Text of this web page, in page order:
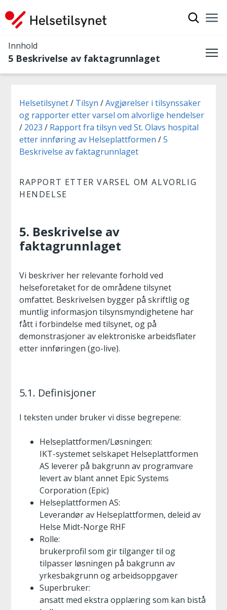
Innhold
5 Beskrivelse av faktagrunnlaget
Du er her:
Helsetilsynet Tilsyn
Avgjørelser i tilsynssaker
og rapporter etter varsel om alvorlige hendelser
2023
Rapport fra tilsyn ved St. Olavs hospital
etter innføring av Helseplattformen
5
Beskrivelse av faktagrunnlaget
RAPPORT ETTER VARSEL OM ALVORLIG
HENDELSE
5. Beskrivelse av
faktagrunnlaget
Vi beskriver her relevante forhold ved
helseforetaket for de områdene tilsynet
omfattet. Beskrivelsen bygger på skriftlig og
muntlig informasjon tilsynsmyndighetene har
fått i forbindelse med tilsynet, og på
demonstrasjoner av elektroniske arbeidsflater
etter innføringen (go-live).
5.1. Definisjoner
I teksten under bruker vi disse begrepene:
Helseplattformen/Løsningen:
IKT-systemet selskapet Helseplattformen
AS leverer på bakgrunn av programvare
levert av blant annet Epic Systems
Corporation (Epic)
Helseplattformen AS:
Leverandør av Helseplattformen, deleid av
Helse Midt-Norge RHF
Rolle:
brukerprofil som gir tilganger til og
tilpasser løsningen på bakgrunn av
yrkesbakgrunn og arbeidsoppgaver
Superbruker:
ansatt med ekstra opplæring som kan bistå